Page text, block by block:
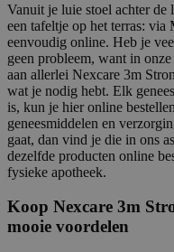
Vanuit je luie stoel achter de
een tafeltje op het terras:
eenvoudig online. Heb je
geen probleem, want in
aan allerlei Nexcare 3m
wat je nodig hebt. Elk
is, kun je hier online
geneesmiddelen en
gaat, dan vind je die in ons
dezelfde producten online
fysieke apotheek.
Koop Nexcare 3m
mooie voordelen